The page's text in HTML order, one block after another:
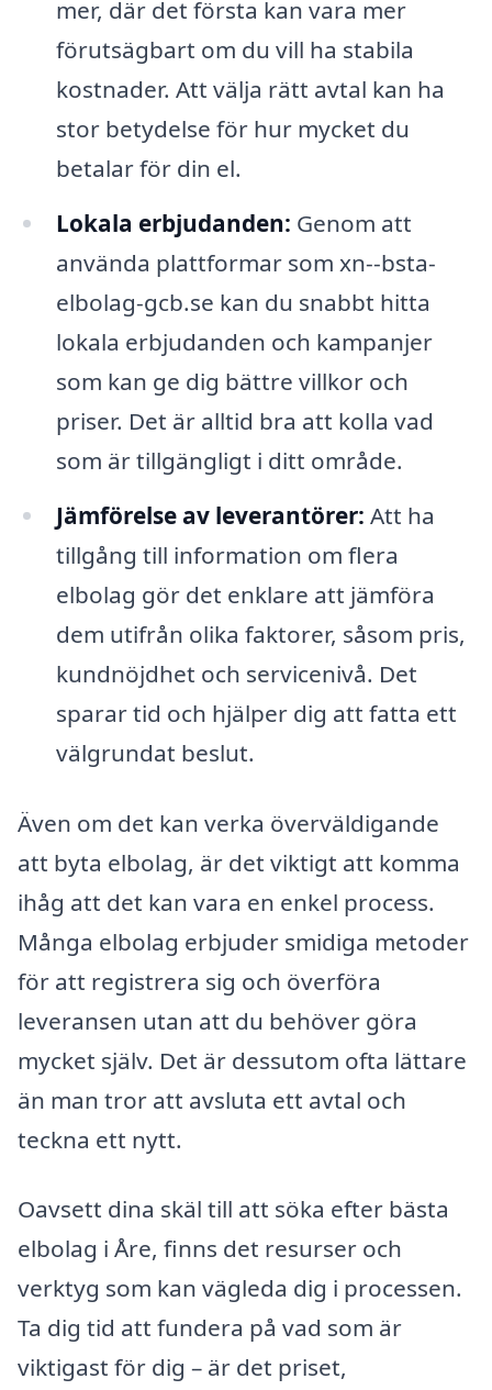
mer, där det första kan vara mer
förutsägbart om du vill ha stabila
kostnader. Att välja rätt avtal kan ha
stor betydelse för hur mycket du
betalar för din el.
Lokala erbjudanden: Genom att
använda plattformar som xn--bsta-
elbolag-gcb.se kan du snabbt hitta
lokala erbjudanden och kampanjer
som kan ge dig bättre villkor och
priser. Det är alltid bra att kolla vad
som är tillgängligt i ditt område.
Jämförelse av leverantörer: Att ha
tillgång till information om flera
elbolag gör det enklare att jämföra
dem utifrån olika faktorer, såsom pris,
kundnöjdhet och servicenivå. Det
sparar tid och hjälper dig att fatta ett
välgrundat beslut.
Även om det kan verka överväldigande
att byta elbolag, är det viktigt att komma
ihåg att det kan vara en enkel process.
Många elbolag erbjuder smidiga metoder
för att registrera sig och överföra
leveransen utan att du behöver göra
mycket själv. Det är dessutom ofta lättare
än man tror att avsluta ett avtal och
teckna ett nytt.
Oavsett dina skäl till att söka efter bästa
elbolag i Åre, finns det resurser och
verktyg som kan vägleda dig i processen.
Ta dig tid att fundera på vad som är
viktigast för dig – är det priset,